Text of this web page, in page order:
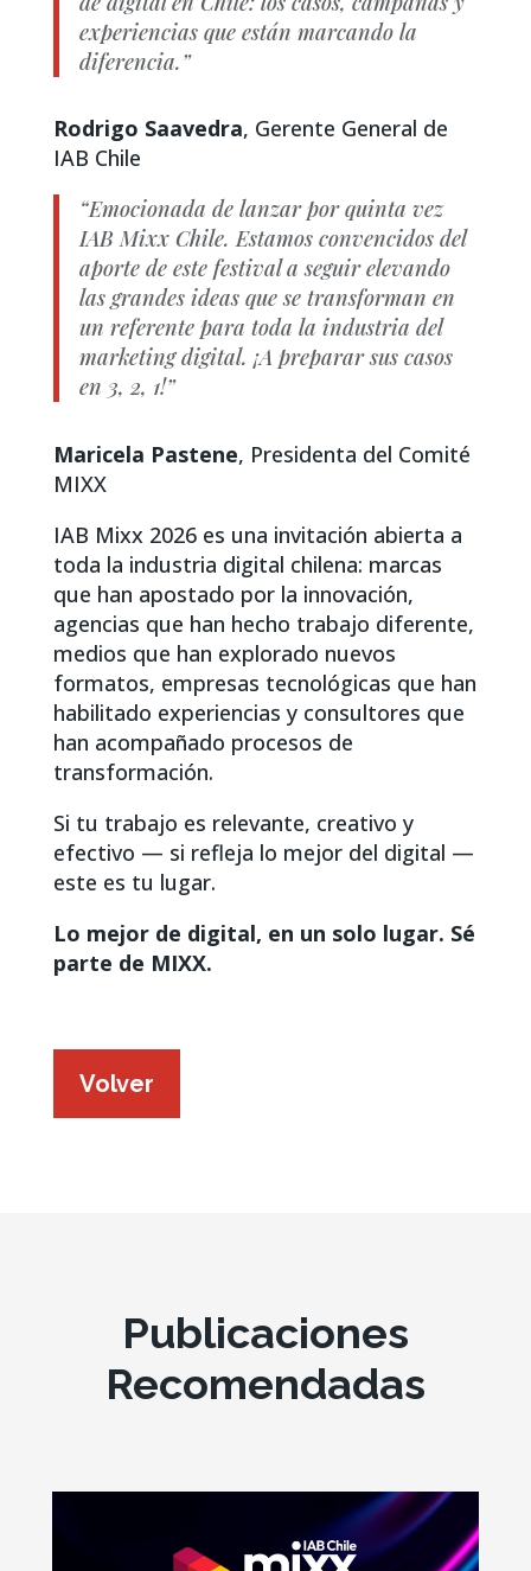
experiencias que están marcando la
diferencia.”
Rodrigo Saavedra, Gerente General de
IAB Chile
“Emocionada de lanzar por quinta vez
IAB Mixx Chile. Estamos convencidos del
aporte de este festival a seguir elevando
las grandes ideas que se transforman en
un referente para toda la industria del
marketing digital. ¡A preparar sus casos
en 3, 2, 1!”
Maricela Pastene, Presidenta del Comité
MIXX
IAB Mixx 2026 es una invitación abierta a
toda la industria digital chilena: marcas
que han apostado por la innovación,
agencias que han hecho trabajo diferente,
medios que han explorado nuevos
formatos, empresas tecnológicas que han
habilitado experiencias y consultores que
han acompañado procesos de
transformación.
Si tu trabajo es relevante, creativo y
efectivo — si refleja lo mejor del digital —
este es tu lugar.
Lo mejor de digital, en un solo lugar. Sé
parte de MIXX.
Volver
Publicaciones
Recomendadas